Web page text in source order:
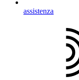
assistenza